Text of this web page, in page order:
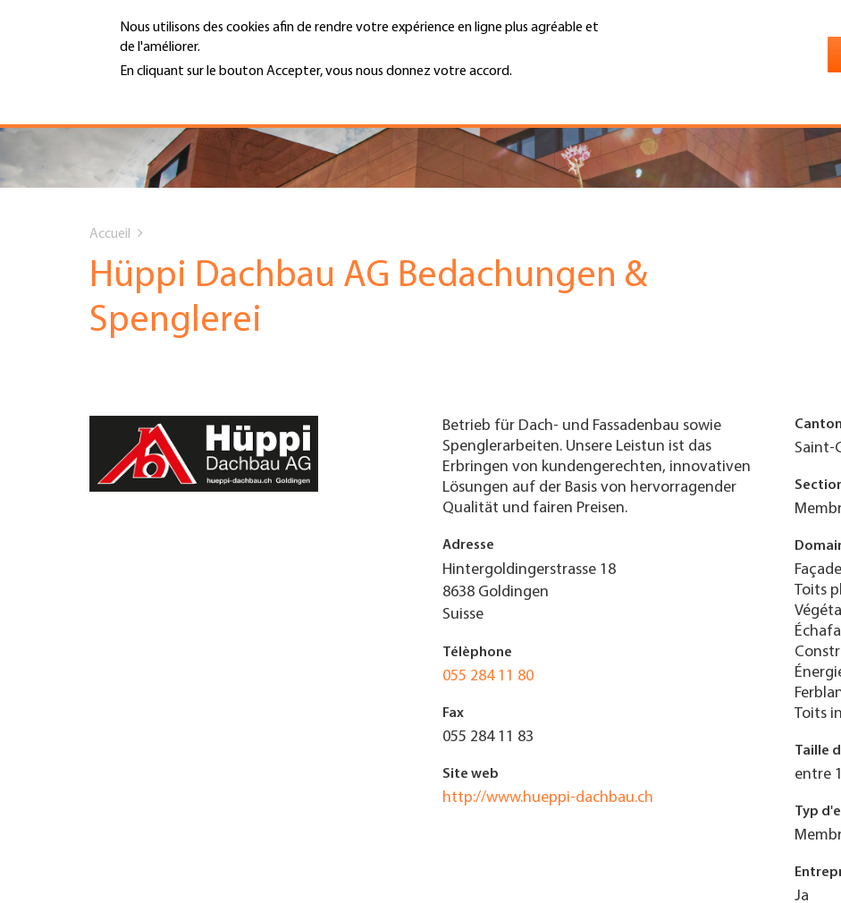
Nous utilisons des cookies afin de rendre votre expérience en ligne plus agréable et
de l'améliorer.
En cliquant sur le bouton Accepter, vous nous donnez votre accord.
Hauptnavigation
PORTRAIT
SERVICES
INFOTHÈQUE
AFFILIATION
TROUVER ENTREPRISE
MAGAZINE SPÉCIALISÉ
MENU
Top
Menu
are
here
Accueil
Hüppi Dachbau AG Bedachungen &
Spenglerei
Betrieb für Dach- und Fassadenbau sowie
Spenglerarbeiten. Unsere Leistun ist das
Erbringen von kundengerechten, innovativen
Lösungen auf der Basis von hervorragender
Qualität und fairen Preisen.
Adresse
Hintergoldingerstrasse 18
8638 Goldingen
Suisse
Télèphone
055 284 11 80
Fax
055 284 11 83
Site web
http://www.hueppi-dachbau.ch
Canton
Saint-
Toits
Toits
Taille
entre
Typ
Ja